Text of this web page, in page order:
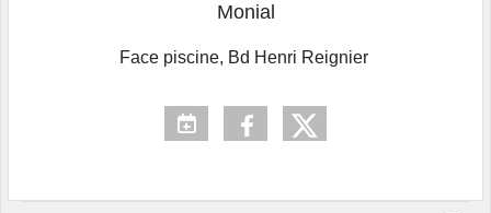
Monial
Face piscine, Bd Henri Reignier